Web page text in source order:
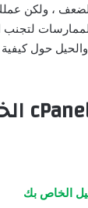
، ولكن
لتجنب
والحيل حول
الخاص بك